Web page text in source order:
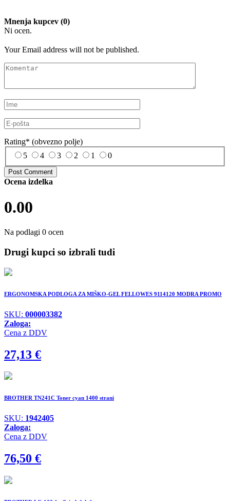
Mnenja kupcev (0)
Ni ocen.
Your Email address will not be published.
Rating* (obvezno polje)
5
4 3 2 1 0
Ocena izdelka
0.00
Na podlagi 0 ocen
Drugi kupci so izbrali tudi
ERGONOMSKA PODLOGA ZA MIŠKO-GEL FELLOWES 9114120 MODRA PROMO
SKU: 000003382
Zaloga:
Cena z DDV
27,13 €
BROTHER TN241C Toner cyan 1400 strani
SKU: 1942405
Zaloga:
Cena z DDV
76,50 €